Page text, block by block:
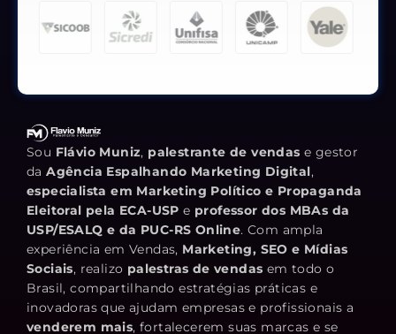
Sou Flávio Muniz, palestrante de vendas e gestor
daAgência Espalhando Marketing Digital,
especialista em Marketing Político e Propaganda
Eleitoral pela ECA-USP e professor dos MBAs da
USP/ESALQ e da PUC-RS Online. Com ampla
experiência em Vendas, Marketing, SEO e Mídias
Sociais, realizo palestras de vendas em todo o
Brasil, compartilhando estratégias práticas e
inovadoras que ajudam empresas e profissionais a
venderem mais, fortalecerem suas marcas e se